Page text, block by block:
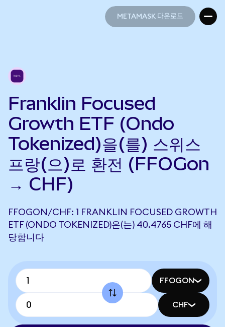
METAMASK 다운로드
Franklin Focused
Growth ETF (Ondo
Tokenized)을(를) 스위스
프랑(으)로 환전 (FFOGon
→ CHF)
FFOGON/CHF: 1 FRANKLIN FOCUSED GROWTH
ETF (ONDO TOKENIZED)은(는) 40.4765 CHF에 해
당합니다
FFOGON
CHF